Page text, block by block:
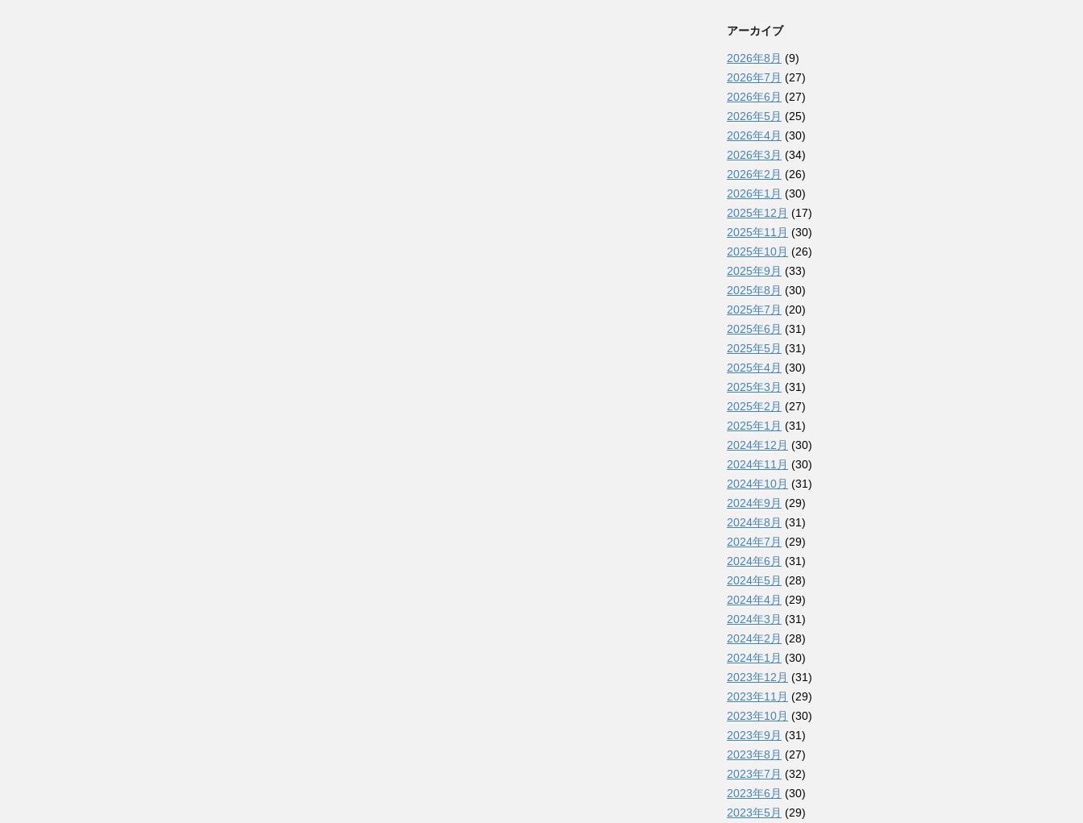
アーカイブ
2026年8月 (9)
2026年7月 (27)
2026年6月 (27)
2026年5月 (25)
2026年4月 (30)
2026年3月 (34)
2026年2月 (26)
2026年1月 (30)
2025年12月 (17)
2025年11月 (30)
2025年10月 (26)
2025年9月 (33)
2025年8月 (30)
2025年7月 (20)
2025年6月 (31)
2025年5月 (31)
2025年4月 (30)
2025年3月 (31)
2025年2月 (27)
2025年1月 (31)
2024年12月 (30)
2024年11月 (30)
2024年10月 (31)
2024年9月 (29)
2024年8月 (31)
2024年7月 (29)
2024年6月 (31)
2024年5月 (28)
2024年4月 (29)
2024年3月 (31)
2024年2月 (28)
2024年1月 (30)
2023年12月 (31)
2023年11月 (29)
2023年10月 (30)
2023年9月 (31)
2023年8月 (27)
2023年7月 (32)
2023年6月 (30)
2023年5月 (29)